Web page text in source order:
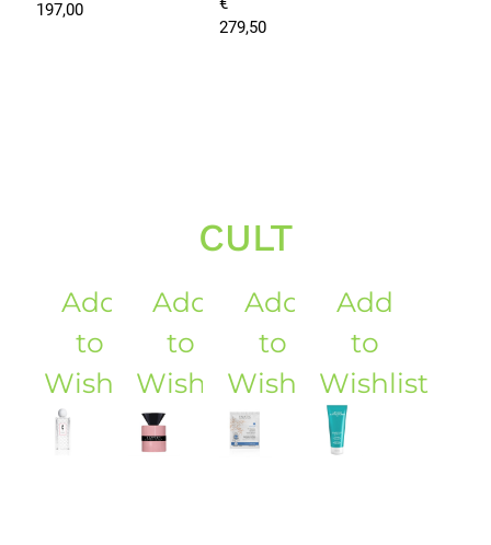
197,00
279,50
CULT
Add
to
Wishlist
Add
to
Wishlist
Add
to
Wishlist
Add
to
Wishlist